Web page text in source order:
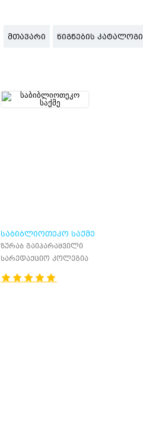
ᲛᲗᲐᲕᲐᲠᲘ ᲬᲘᲒᲜᲔᲑᲘᲡ ᲙᲐᲢᲐᲚᲝᲒᲘ
ᲡᲐᲑᲘᲑᲚᲘᲝᲗᲔᲙᲝ ᲡᲐᲥᲛᲔ
ზურაბ გაიპარაშვილი
სარედაქციო კოლეგია